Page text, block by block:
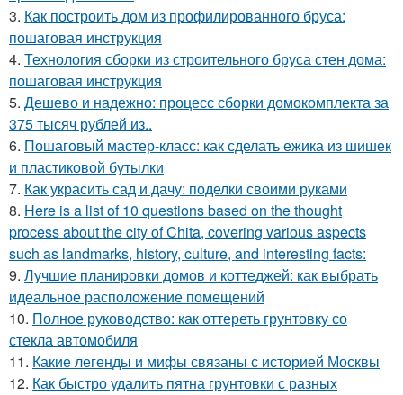
3. Как построить дом из профилированного бруса:
пошаговая инструкция
4. Технология сборки из строительного бруса стен дома:
пошаговая инструкция
5. Дешево и надежно: процесс сборки домокомплекта за
375 тысяч рублей из..
6. Пошаговый мастер-класс: как сделать ежика из шишек
и пластиковой бутылки
7. Как украсить сад и дачу: поделки своими руками
8. Here is a list of 10 questions based on the thought
process about the city of Chita, covering various aspects
such as landmarks, history, culture, and interesting facts:
9. Лучшие планировки домов и коттеджей: как выбрать
идеальное расположение помещений
10. Полное руководство: как оттереть грунтовку со
стекла автомобиля
11. Какие легенды и мифы связаны с историей Москвы
12. Как быстро удалить пятна грунтовки с разных